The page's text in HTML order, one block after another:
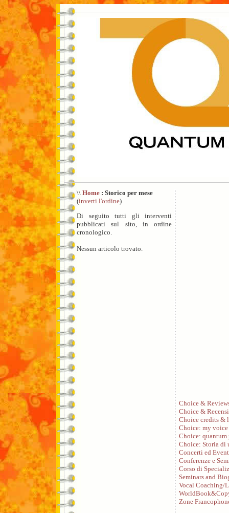
\\ Home : Storico per mese
(inverti l'ordine)
Di seguito tutti gli interventi
pubblicati sul sito, in ordine
cronologico.
Nessun articolo trovato.
Choice &
Choice &
Choice credits &
Choice: my
Choice: quantum
Choice: Storia di
Concerti ed
Conferenze e
Corso di
Seminars and
Vocal Coaching/
Zone